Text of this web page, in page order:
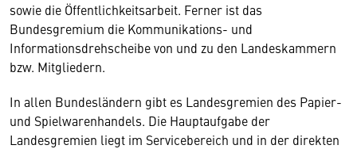
sowie die Öffentlichkeitsarbeit. Ferner ist das
Bundesgremium die Kommunikations- und
Informationsdrehscheibe von und zu den Landeskammern
bzw. Mitgliedern.
In allen Bundesländern gibt es Landesgremien des Papier-
und Spielwarenhandels. Die Hauptaufgabe der
Landesgremien liegt im Servicebereich und in der direkten